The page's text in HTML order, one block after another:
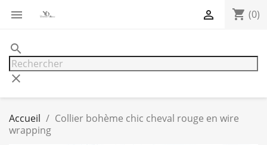
 shopping_cart (0)

search
clear
Accueil
Collier bohème chic cheval rouge en wire
wrapping